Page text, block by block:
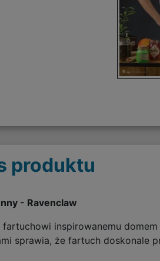
produktu
- Ravenclaw
inspirowanemu domem
sprawia, że fartuch doskonale